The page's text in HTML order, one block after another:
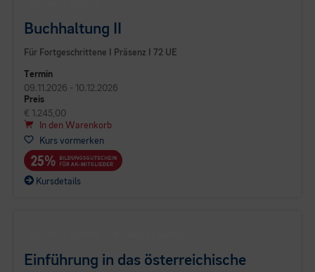
Buchhaltung II
Für Fortgeschrittene I Präsenz I 72 UE
Termin
09.11.2026 - 10.12.2026
Preis
€ 1.245,00
In den Warenkorb
Kurs vormerken
Kursdetails
Einführung in das österreichische